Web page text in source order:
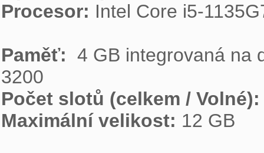
Procesor: Intel Core i5-
Paměť: 4 GB integrovaná na
Počet slotů (celkem /
Maximální velikost: 12 GB